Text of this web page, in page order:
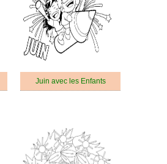
Juin avec les Enfants